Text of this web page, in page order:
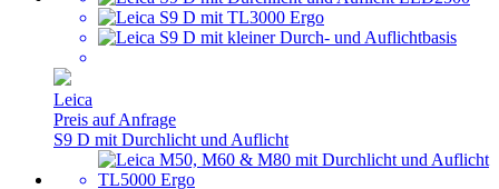
Leica
Preis auf Anfrage
S9 D mit Durchlicht und Auflicht